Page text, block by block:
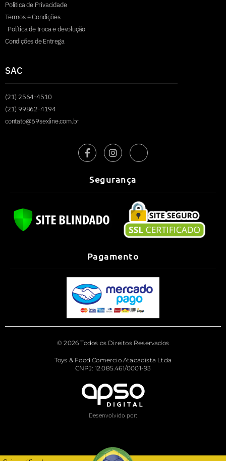
Política de Privacidade
Termos e Condições
Política de troca e devolução
Condições de Entrega
SAC
(21) 2564-4510
(21) 99862-4194
contato@69sexline.com.br
Segurança
Pagamento
© 2026 Todos os Direitos Reservados
Toys & Food Comercio Atacadista Ltda
CNPJ: 12.085.461/0001-93
Desenvolvido por: